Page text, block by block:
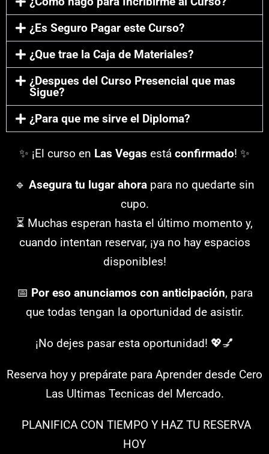
¿Es Seguro Pagar este Curso?
¿Que trae la Caja de Materiales?
¿Despues del Curso Presencial que mas
Sigue?
¿Para que me sirve el Diploma?
✨ ¡El curso en Las Vegas está confirmado! ✨
🔹 Asegura tu lugar ahora para no quedarte sin
cupo.
⏳ Muchas esperan hasta el último momento y,
cuando intentan reservar, ¡ya no hay espacios
disponibles!
📅 Por eso anunciamos con anticipación, para
que todas tengan la oportunidad de asistir.
¡No dejes pasar esta oportunidad! 💖💅
Reserva hoy y prepárate para Aprender desde Cero
Las Ultimas Tecnicas del Mercado.
PLANIFICA CON TIEMPO Y HAZ TU RESERVA
HOY